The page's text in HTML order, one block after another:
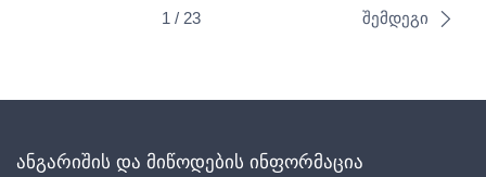
1 / 23 შემდეგი
ანგარიშის და მიწოდების ინფორმაცია